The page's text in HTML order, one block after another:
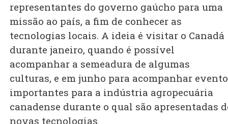
representantes do governo gaúcho para uma
missão ao país, a fim de conhecer as
tecnologias locais. A ideia é visitar o Canadá
durante janeiro, quando é possível
acompanhar a semeadura de algumas
culturas, e em junho para acompanhar
importantes para a indústria agropecuária
canadense durante o qual são apresentadas
novas tecnologias.